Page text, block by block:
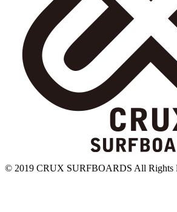
© 2019 CRUX SURFBOARDS All Rights